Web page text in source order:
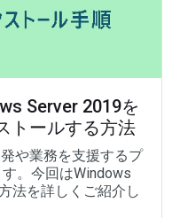
Server 2019を
トールする方法
や業務を支援するプ
。今回はWindows
法を詳しくご紹介し